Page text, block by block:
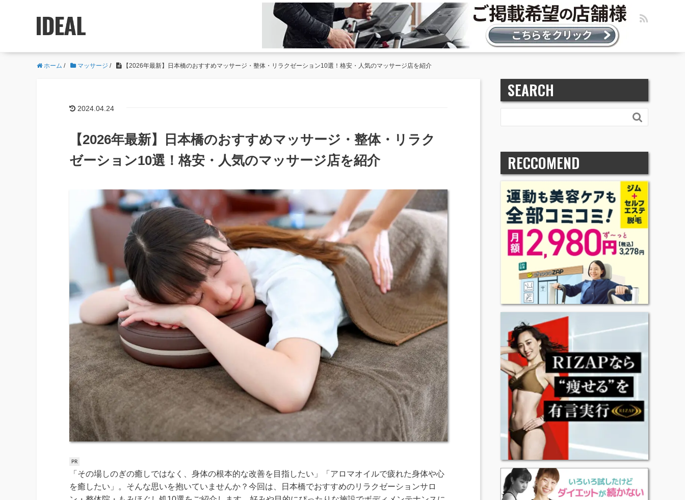
ホーム / マッサージ / 【2026年最新】日本橋のおすすめマッサージ・整体・リラクゼーション10選！格安・人気のマッサージ店を紹介
2024.04.24
【2026年最新】日本橋のおすすめマッサージ・整体・リラク
ゼーション10選！格安・人気のマッサージ店を紹介
「その場しのぎの癒しではなく、身体の根本的な改善を目指したい」「アロマオイルで疲れた身体や心
を癒したい」。そんな思いを抱いていませんか？今回は、日本橋でおすすめのリラクゼーションサロ
SEARCH

RECCOMEND